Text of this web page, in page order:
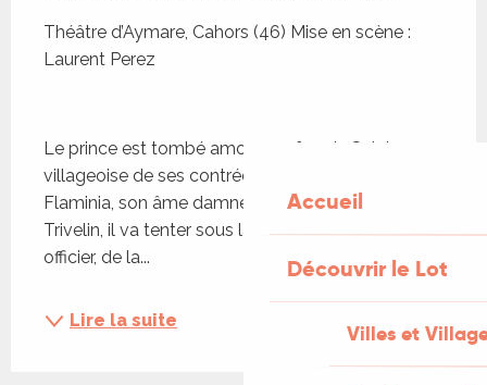
Accueil
Découvrir le Lot
Villes et
Théâtre d’Aymare, Cahors (46) Mise en scène :
Laurent Perez
Le prince est tombé amoureux fou de Sylvia,
villageoise de ses contrées. Avec l'aide de
Flaminia, son âme damnée, et de son valet
Trivelin, il va tenter sous la fausse identité d'un
officier, de la...
Lire la suite